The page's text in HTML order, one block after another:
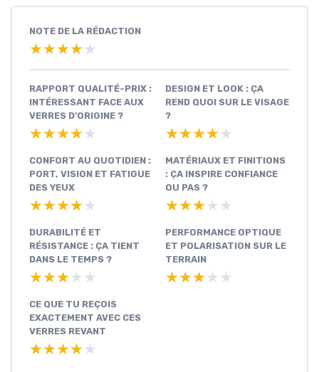
NOTE DE LA RÉDACTION
★★★★★
★★★★★
RAPPORT QUALITÉ-PRIX :
INTÉRESSANT FACE AUX
VERRES D’ORIGINE ?
★★★★★
★★★★★
DESIGN ET LOOK : ÇA
REND QUOI SUR LE VISAGE
?
★★★★★
★★★★★
CONFORT AU QUOTIDIEN :
PORT, VISION ET FATIGUE
DES YEUX
★★★★★
★★★★★
MATÉRIAUX ET FINITIONS
: ÇA INSPIRE CONFIANCE
OU PAS ?
★★★★★
★★★★★
DURABILITÉ ET
RÉSISTANCE : ÇA TIENT
DANS LE TEMPS ?
★★★★★
★★★★★
PERFORMANCE OPTIQUE
ET POLARISATION SUR LE
TERRAIN
★★★★★
★★★★★
CE QUE TU REÇOIS
EXACTEMENT AVEC CES
VERRES REVANT
★★★★★
★★★★★